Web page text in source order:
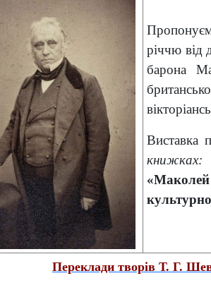
річчю від
барона
Виставка
книжках:
Переклади творів Т. Г.